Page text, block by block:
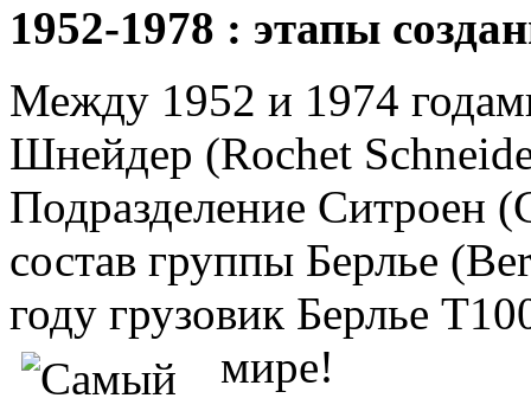
1952-1978 : этапы
Между 1952 и 1974
Шнейдер (Rochet
Подразделение Ситроен
состав группы Берлье
году грузовик Берлье
мире!